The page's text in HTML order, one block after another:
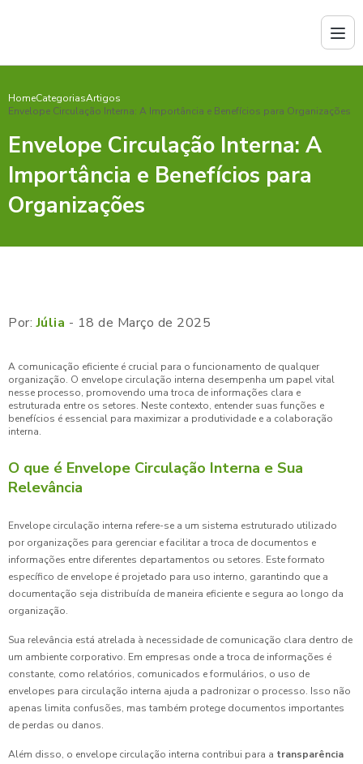
HomeCategoriasArtigos
Envelope Circulação Interna: A Importância e Benefícios para Organizações
Envelope Circulação Interna: A
Importância e Benefícios para
Organizações
Por:Júlia - 18 de Março de 2025
A comunicação eficiente é crucial para o funcionamento de qualquer
organização. O envelope circulação interna desempenha um papel vital
nesse processo, promovendo uma troca de informações clara e
estruturada entre os setores. Neste contexto, entender suas funções e
benefícios é essencial para maximizar a produtividade e a colaboração
interna.
O que é Envelope Circulação Interna e Sua
Relevância
Envelope circulação interna refere-se a um sistema estruturado utilizado
por organizações para gerenciar e facilitar a troca de documentos e
informações entre diferentes departamentos ou setores. Este formato
específico de envelope é projetado para uso interno, garantindo que a
documentação seja distribuída de maneira eficiente e segura ao longo da
organização.
Sua relevância está atrelada à necessidade de comunicação clara dentro de
um ambiente corporativo. Em empresas onde a troca de informações é
constante, como relatórios, comunicados e formulários, o uso de
envelopes para circulação interna ajuda a padronizar o processo. Isso não
apenas limita confusões, mas também protege documentos importantes
de perdas ou danos.
Além disso, o envelope circulação interna contribui para a transparência